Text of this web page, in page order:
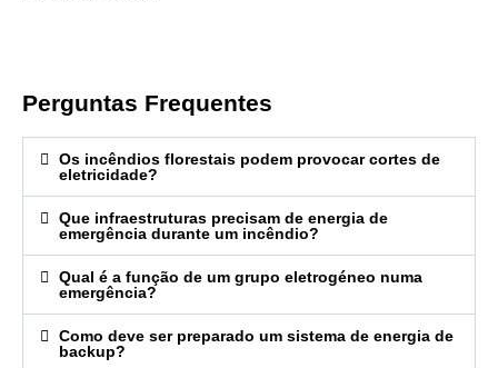
Perguntas Frequentes
Os incêndios florestais podem provocar cortes de
eletricidade?
Que infraestruturas precisam de energia de
emergência durante um incêndio?
Qual é a função de um grupo eletrogéneo numa
emergência?
Como deve ser preparado um sistema de energia de
backup?